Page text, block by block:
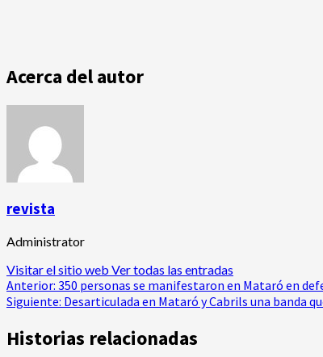
Acerca del autor
revista
Administrator
Visitar el sitio web Ver todas las entradas
Navegación
de
entradas
Anterior: 350 personas se manifestaron en Mataró en
Siguiente: Desarticulada en Mataró y Cabrils una banda
Historias relacionadas